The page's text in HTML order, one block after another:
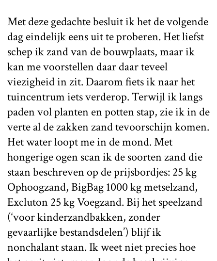
Met deze gedachte besluit ik het de volgende
dag eindelijk eens uit te proberen. Het liefst
schep ik zand van de bouwplaats, maar ik
kan me voorstellen daar daar teveel
viezigheid in zit. Daarom fiets ik naar het
tuincentrum iets verderop. Terwijl ik langs
paden vol planten en potten stap, zie ik in de
verte al de zakken zand tevoorschijn komen.
Het water loopt me in de mond. Met
hongerige ogen scan ik de soorten zand die
staan beschreven op de prijsbordjes: 25 kg
Ophoogzand, BigBag 1000 kg metselzand,
Excluton 25 kg Voegzand. Bij het speelzand
(‘voor kinderzandbakken, zonder
gevaarlijke bestandsdelen’) blijf ik
nonchalant staan. Ik weet niet precies hoe